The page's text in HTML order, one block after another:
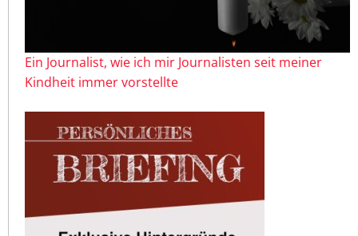
Ein Journalist, wie ich mir Journalisten seit meiner
Kindheit immer vorstellte